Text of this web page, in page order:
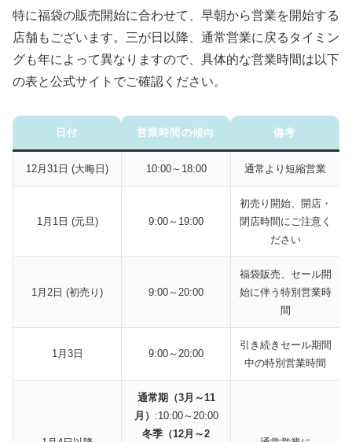
特に福袋の販売開始に合わせて、早朝から営業を開始する
店舗もございます。三が日以降、通常営業に戻るタイミン
グも年によって異なりますので、具体的な営業時間は以下
の表と公式サイトでご確認ください。
日付 営業時間の傾向 備考
12月31日 (大晦日) 10:00～18:00 通常より短縮営業
1月1日 (元旦) 9:00～19:00
初売り開始、開店・
閉店時間にご注意く
ださい
1月2日 (初売り) 9:00～20:00
福袋販売、セール開
始に伴う特別営業時
間
1月3日 9:00～20:00
引き続きセール期間
中の特別営業時間
通常期（3月～11
月） :10:00～20:00
冬季（12月～2